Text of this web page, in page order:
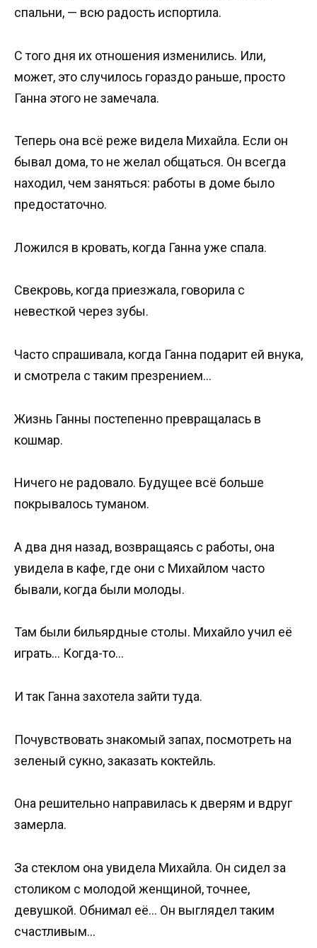
спальни, — всю радость испортила.
С того дня их отношения изменились. Или,
может, это случилось гораздо раньше, просто
Ганна этого не замечала.
Теперь она всё реже видела Михайла. Если он
бывал дома, то не желал общаться. Он всегда
находил, чем заняться: работы в доме было
предостаточно.
Ложился в кровать, когда Ганна уже спала.
Свекровь, когда приезжала, говорила с
невесткой через зубы.
Часто спрашивала, когда Ганна подарит ей внука,
и смотрела с таким презрением…
Жизнь Ганны постепенно превращалась в
кошмар.
Ничего не радовало. Будущее всё больше
покрывалось туманом.
А два дня назад, возвращаясь с работы, она
увидела в кафе, где они с Михайлом часто
бывали, когда были молоды.
Там были бильярдные столы. Михайло учил её
играть… Когда-то…
И так Ганна захотела зайти туда.
Почувствовать знакомый запах, посмотреть на
зеленый сукно, заказать коктейль.
Она решительно направилась к дверям и вдруг
замерла.
За стеклом она увидела Михайла. Он сидел за
столиком с молодой женщиной, точнее,
девушкой. Обнимал её… Он выглядел таким
счастливым…